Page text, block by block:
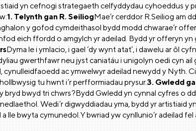
yn cefnogi strategaeth celfyddydau cyhoeddus
1. Telynth gan R. SeiliogMae’r cerddor R.Seiliog am
y gofod cymdeithasol bydd modd chwarae’r
eich ffordd o amgylch yr adeilad. Bydd yr offeryn
Dyma le i ymlacio, i gael ‘dy wynt atat’, i dawelu ar ôl
gwerthfawr neu jyst caniatáu i unigolyn oedi cyn ail
ac ymwelwyr adeilad newydd y Nyth.
tu hwnt i’r perfformiadau prysur.3. Gwledd
bryd bwyd tri chwrs?Bydd Gwledd yn cynnal cyfres o
Wedi’r digwyddiadau yma, bydd yr artistiaid
lle bwyta cymunedol.Y bwriad yw cynllunio’r adeilad